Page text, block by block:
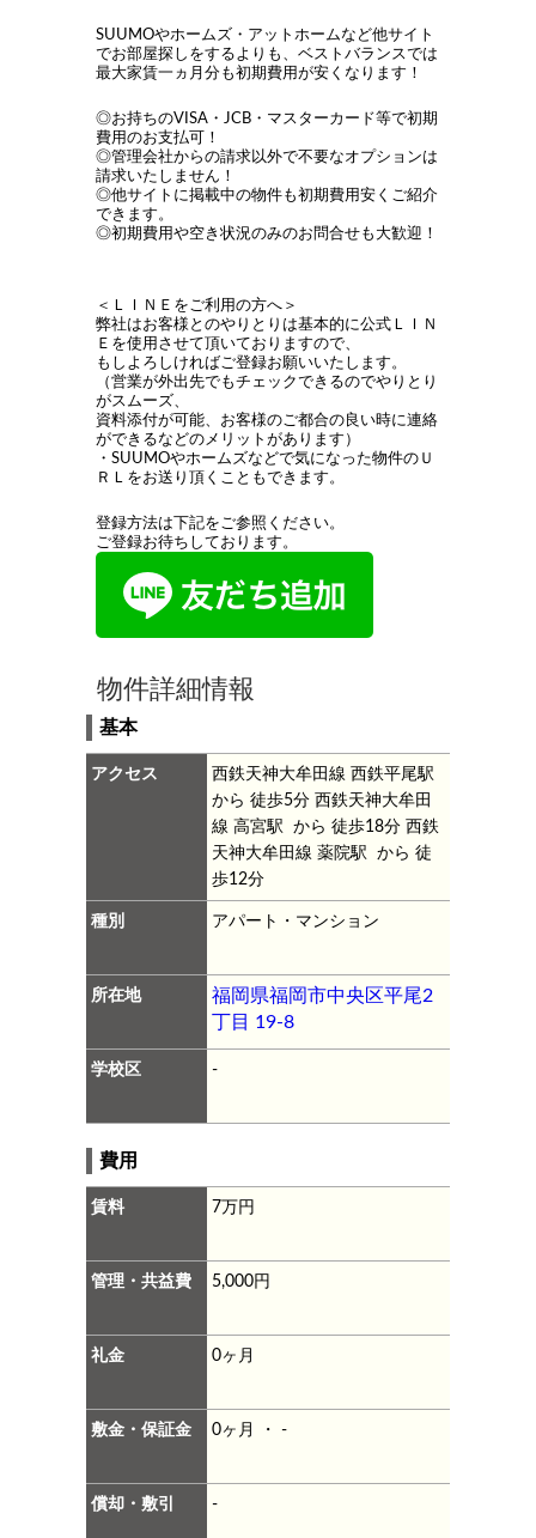
SUUMOやホームズ・アットホームなど他サイト
でお部屋探しをするよりも、ベストバランスでは
最大家賃一ヵ月分も初期費用が安くなります！
◎お持ちのVISA・JCB・マスターカード等で初期
費用のお支払可！
◎管理会社からの請求以外で不要なオプションは
請求いたしません！
◎他サイトに掲載中の物件も初期費用安くご紹介
できます。
◎初期費用や空き状況のみのお問合せも大歓迎！
＜ＬＩＮＥをご利用の方へ＞
弊社はお客様とのやりとりは基本的に公式ＬＩＮ
Ｅを使用させて頂いておりますので、
もしよろしければご登録お願いいたします。
（営業が外出先でもチェックできるのでやりとり
がスムーズ、
資料添付が可能、お客様のご都合の良い時に連絡
ができるなどのメリットがあります）
・SUUMOやホームズなどで気になった物件のＵ
ＲＬをお送り頂くこともできます。
登録方法は下記をご参照ください。
ご登録お待ちしております。
物件詳細情報
基本
アクセス
西鉄天神大牟田線 西鉄平尾駅
から 徒歩5分西鉄天神大牟田
線 高宮駅 から 徒歩18分西鉄
天神大牟田線 薬院駅 から 徒
歩12分
種別 アパート・マンション
所在地
福岡県福岡市中央区平尾2
丁目 19-8
学校区 -
費用
賃料 7万円
管理・共益費 5,000円
礼金 0ヶ月
敷金・保証金 0ヶ月 ・ -
償却・敷引 -